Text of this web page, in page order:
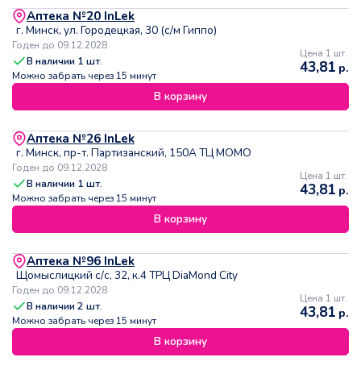
Аптека №20 InLek
г. Минск, ул. Городецкая, 30 (с/м Гиппо)
Годен до 09.12.2028
В наличии 1 шт.
Можно забрать через 15 минут
Цена 1 шт.
43,81 р.
В корзину
Аптека №26 InLek
г. Минск, пр-т. Партизанский, 150А ТЦ МОМО
Годен до 09.12.2028
В наличии 1 шт.
Можно забрать через 15 минут
Цена 1 шт.
43,81 р.
В корзину
Аптека №96 InLek
Щомыслицкий с/с, 32, к.4 ТРЦ DiaMond City
Годен до 09.12.2028
В наличии2 шт.
Можно забрать через 15 минут
Цена 1 шт.
43,81 р.
В корзину